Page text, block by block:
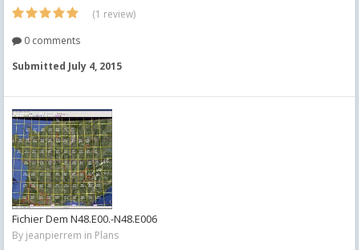
(1 review)
0 comments
Submitted July 4, 2015
Fichier Dem N48.E00.-N48.E006
By jeanpierrem in Plans